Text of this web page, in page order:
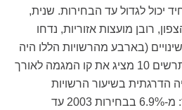
יכול לגדול עד הבחירות. שנית,
רובן מועצות אזוריות, נדחו
(בארבע מהרשויות הללו היה
מועמד יחיד). על כל פנים, תרשים 10 מציג את קו המגמה לאורך
הדרגתית בשיעור הרשויות
שמתמודד בהן מועמד יחיד: מ-6.9% בבחירות 2003 עד